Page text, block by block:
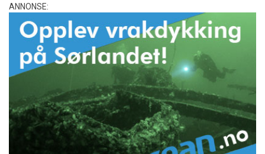
ANNONSE: